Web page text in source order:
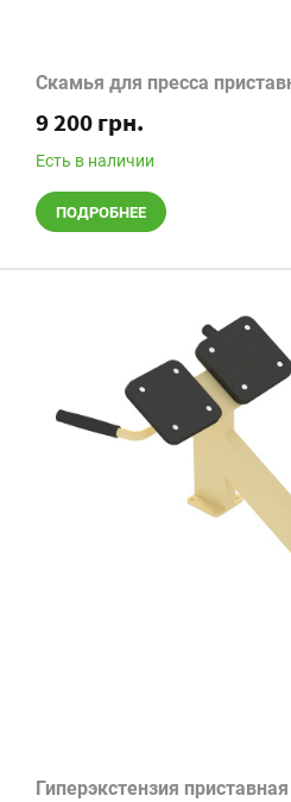
Скамья для пресса
9 200 грн.
Есть в наличии
ПОДРОБНЕЕ
Гиперэкстензия